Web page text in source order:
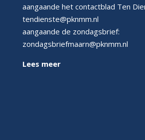
aangaande het contactblad Ten
tendienste@pknmm.nl
aangaande de zondagsbrief:
zondagsbriefmaarn@pknmm.nl
Lees meer